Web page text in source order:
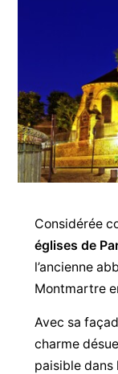
Considérée
églises de
l’ancienne
Montmartre
Avec sa
charme
paisible dans